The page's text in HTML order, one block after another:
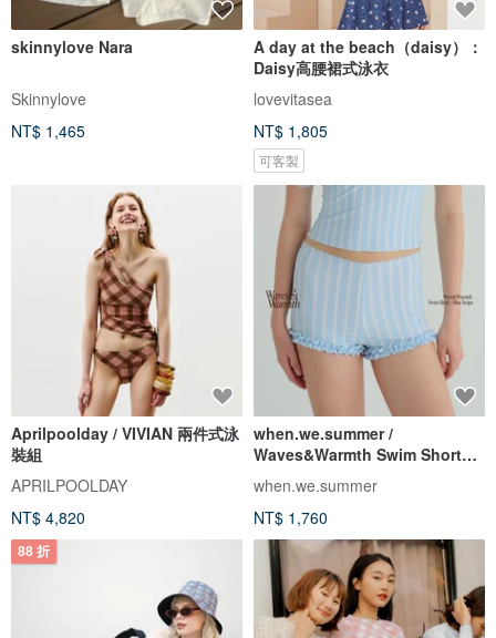
skinnylove Nara
Skinnylove
NT$ 1,465
A day at the beach（daisy）：
Daisy高腰裙式泳衣
lovevitasea
NT$ 1,805
可客製
Aprilpoolday / VIVIAN 兩件式泳
裝組
APRILPOOLDAY
NT$ 4,820
when.we.summer /
Waves&Warmth Swim Short
(僅褲裝)
when.we.summer
NT$ 1,760
88 折